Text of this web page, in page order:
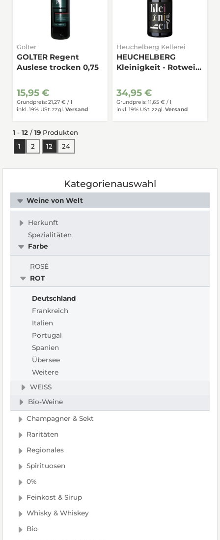
Golter
GOLTER Regent
Auslese trocken 0,75
15,95 €
Grundpreis: 21,27 € /
inkl. 19% USt. zzgl. Versand
Heuchelberg Kellerei
HEUCHELBERG
Kleinigkeit - Rotwein
Doppelmagnum
34,95 €
Grundpreis: 11,65 € /
inkl. 19% USt. zzgl. Versand
1 - 12 / 19 Produkten
1
2 12 24
Kategorienauswahl
Weine von Welt
Herkunft
Spezialitäten
Farbe
ROSÉ
ROT
Deutschland
Frankreich
Italien
Portugal
Spanien
Übersee
Weitere
WEISS
Bio-Weine
Champagner & Sekt
Raritäten
Regionales
Spirituosen
0%
Feinkost & Sirup
Whisky & Whiskey
Bio